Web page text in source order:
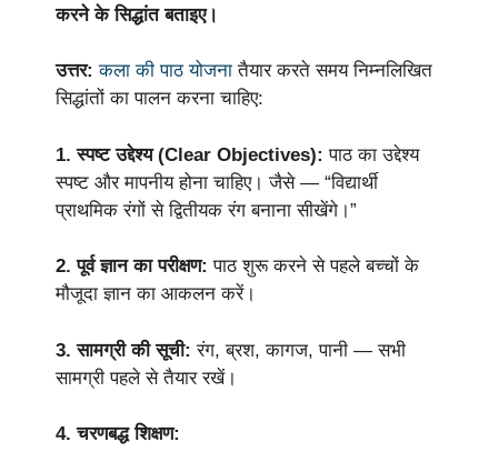
करने के सिद्धांत बताइए।
उत्तर: कला की पाठ योजना तैयार करते समय निम्नलिखित
सिद्धांतों का पालन करना चाहिए:
1. स्पष्ट उद्देश्य (Clear Objectives): पाठ का उद्देश्य
स्पष्ट और मापनीय होना चाहिए। जैसे — “विद्यार्थी
प्राथमिक रंगों से द्वितीयक रंग बनाना सीखेंगे।”
2. पूर्व ज्ञान का परीक्षण: पाठ शुरू करने से पहले बच्चों के
मौजूदा ज्ञान का आकलन करें।
3. सामग्री की सूची: रंग, ब्रश, कागज, पानी — सभी
सामग्री पहले से तैयार रखें।
4. चरणबद्ध शिक्षण: